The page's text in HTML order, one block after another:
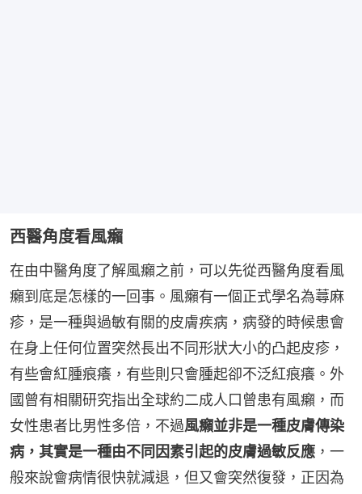
西醫角度看風癩
在由中醫角度了解風癩之前，可以先從西醫角度看風
癩到底是怎樣的一回事。風癩有一個正式學名為蕁麻
疹，是一種與過敏有關的皮膚疾病，病發的時候患會
在身上任何位置突然長出不同形狀大小的凸起皮疹，
有些會紅腫痕癢，有些則只會腫起卻不泛紅痕癢。外
國曾有相關研究指出全球約二成人口曾患有風癩，而
女性患者比男性多倍，不過風癩並非是一種皮膚傳染
病，其實是一種由不同因素引起的皮膚過敏反應 ，一
般來說會病情很快就減退，但又會突然復發，正因為